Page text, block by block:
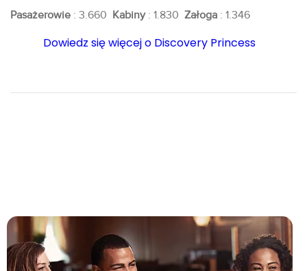
Pasażerowie : 3.660 Kabiny: 1.830 Załoga : 1.346
Dowiedz się więcej o Discovery Princess